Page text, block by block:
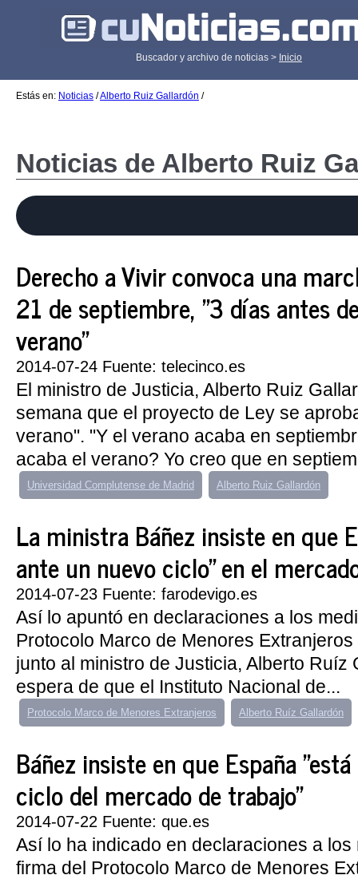
Buscador y archivo de noticias > Inicio
Estás en: Noticias /Alberto Ruiz Gallardón /
Noticias de Alberto Ruiz
Derecho a Vivir convoca una
21 de septiembre, "3 días antes
verano"
2014-07-24 Fuente: telecinco.es
El ministro de Justicia, Alberto Ruiz
semana que el proyecto de Ley se
verano". "Y el verano acaba en
acaba el verano? Yo creo que en
Universidad Complutense de Madrid Alberto Ruiz Gallardón
La ministra Báñez insiste en que
ante un nuevo ciclo" en el
2014-07-23 Fuente: farodevigo.es
Así lo apuntó en declaraciones a los
Protocolo Marco de Menores
junto al ministro de Justicia, Alberto Ruíz
espera de que el Instituto Nacional de...
Protocolo Marco de Menores Extranjeros Alberto Ruíz Gallardón
Báñez insiste en que España
ciclo del mercado de trabajo"
2014-07-22 Fuente: que.es
Así lo ha indicado en declaraciones a los
firma del Protocolo Marco de Menores